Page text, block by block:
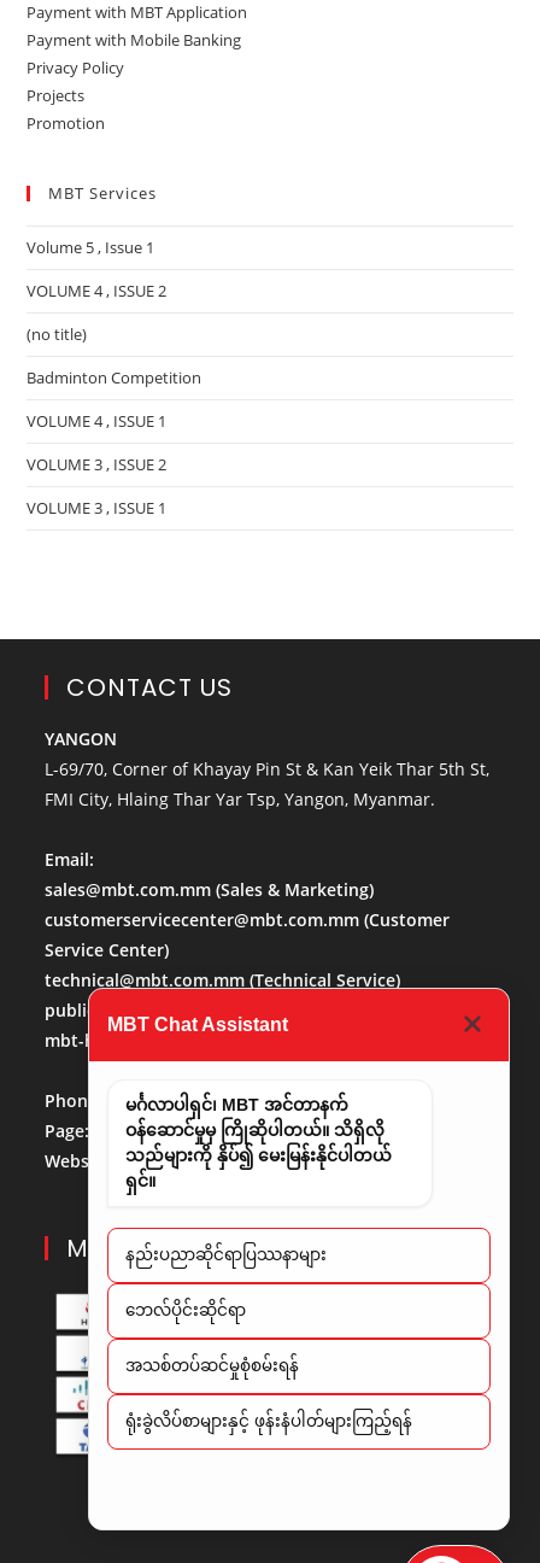
Payment with MBT Application
Payment with Mobile Banking
Privacy Policy
Projects
Promotion
MBT Services
Volume 5 , Issue 1
VOLUME 4 , ISSUE 2
(no title)
Badminton Competition
VOLUME 4 , ISSUE 1
VOLUME 3 , ISSUE 2
VOLUME 3 , ISSUE 1
CONTACT US
YANGON
L-69/70, Corner of Khayay Pin St & Kan Yeik Thar 5th St,
FMI City, Hlaing Thar Yar Tsp, Yangon, Myanmar.
Email:
sales@mbt.com.mm (Sales & Marketing)
customerservicecenter@mbt.com.mm(Customer
Service Center)
technical@mbt.com.mm(Technical Service)
publicaffairs@mbt.com.mm
mbt-hr@mbt.com.mm
Phone No:013684488
Page:
http://www.facebook.com/mbt.mm
Website:
www.mbt.com.mm/LinkedIn:LinedIn
MBT PARTNERS
MBT Chat Assistant
မင်္ဂလာပါရှင်၊ MBT အင်တာနက်
ဝန်ဆောင်မှုမှ ကြိုဆိုပါတယ်။ သိရှိလို
သည်များကို နှိပ်၍ မေးမြန်းနိုင်ပါတယ်
ရှင်။
နည်းပညာဆိုင်ရာပြဿနာများ
​ဘေလ်ပိုင်းဆိုင်ရာ
အသစ်တပ်ဆင်မှုစုံစမ်းရန်
ရုံးခွဲလိပ်စာများနှင့် ဖုန်းနံပါတ်များကြည့်ရန်